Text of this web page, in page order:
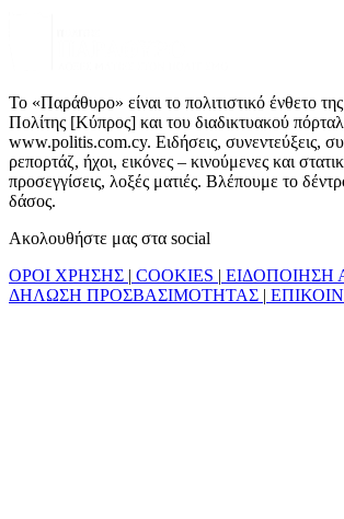
Το «Παράθυρο» είναι το πολιτιστικό ένθετο
Πολίτης [Κύπρος] και του διαδικτυακού πόρταλ
www.politis.com.cy. Ειδήσεις, συνεντεύξεις,
ρεπορτάζ, ήχοι, εικόνες – κινούμενες και
προσεγγίσεις, λοξές ματιές. Βλέπουμε το
δάσος.
Ακολουθήστε μας στα social
ΟΡΟΙ ΧΡΗΣΗΣ | COOKIES | ΕΙΔΟΠΟΙΗΣΗ
ΔΗΛΩΣΗ ΠΡΟΣΒΑΣΙΜΟΤΗΤΑΣ |